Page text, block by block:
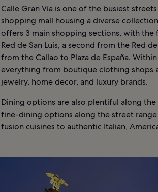
Calle Gran Vía is one of the busiest
shopping mall housing a diverse
offers 3 main shopping sections, with
Red de San Luis, a second from the Red
from the Callao to Plaza de España.
everything from boutique clothing shops
jewelry, home decor, and luxury brands.
Dining options are also plentiful along the
fine-dining options along the street
fusion cuisines to authentic Italian,